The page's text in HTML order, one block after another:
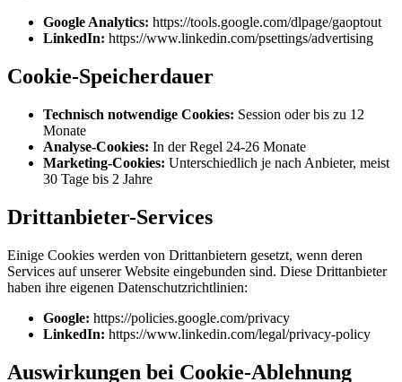
Google Analytics: https://tools.google.com/dlpage/gaoptout
LinkedIn: https://www.linkedin.com/psettings/advertising
Cookie-Speicherdauer
Technisch notwendige Cookies: Session oder bis zu 12
Monate
Analyse-Cookies: In der Regel 24-26 Monate
Marketing-Cookies: Unterschiedlich je nach Anbieter, meist
30 Tage bis 2 Jahre
Drittanbieter-Services
Einige Cookies werden von Drittanbietern gesetzt, wenn deren
Services auf unserer Website eingebunden sind. Diese Drittanbieter
haben ihre eigenen Datenschutzrichtlinien:
Google: https://policies.google.com/privacy
LinkedIn: https://www.linkedin.com/legal/privacy-policy
Auswirkungen bei Cookie-Ablehnung